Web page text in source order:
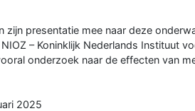
zijn presentatie mee naar deze
– Koninklijk Nederlands Instituut
onderzoek naar de effecten van
2025